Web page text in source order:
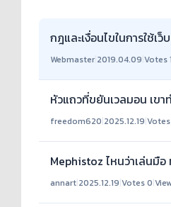
กฎและเงื่อนไขในการใช้เว็
Webmaster 2019.04.09 Votes 1
หัวแถวที่ขยันเวลมอน เขา
freedom620|2025.12.19|
Mephistoz ไหนว่าเล่นมือ
annart|2025.12.19|Votes 0|